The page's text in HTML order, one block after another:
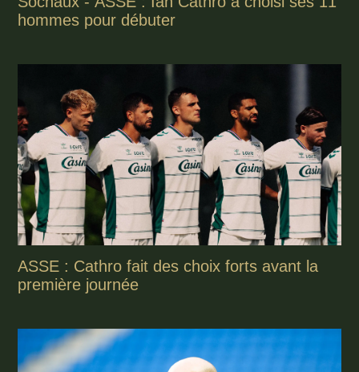
hommes pour débuter
ASSE : Cathro fait des choix forts avant la
première journée